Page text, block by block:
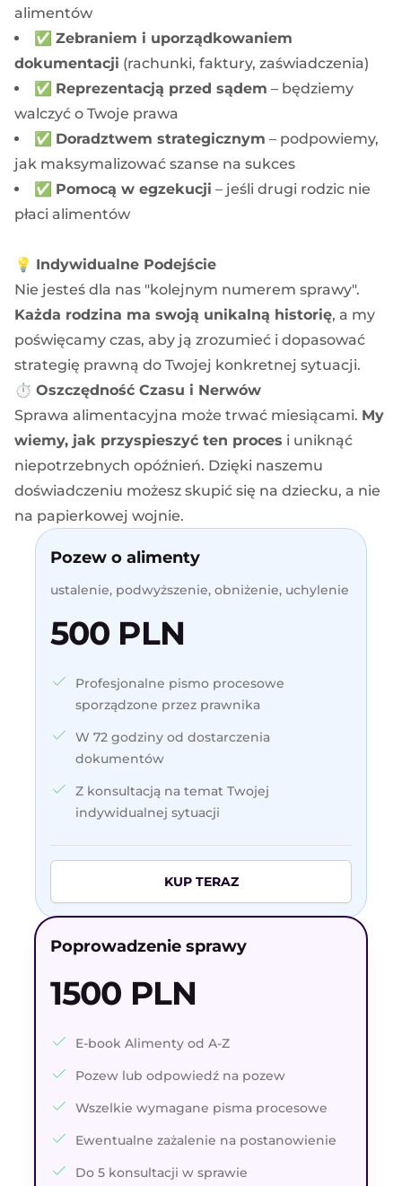
alimentów
✅ Zebraniem i uporządkowaniem
dokumentacji (rachunki, faktury, zaświadczenia)
✅ Reprezentacją przed sądem – będziemy
walczyć o Twoje prawa
✅ Doradztwem strategicznym – podpowiemy,
jak maksymalizować szanse na sukces
✅ Pomocą w egzekucji – jeśli drugi rodzic nie
płaci alimentów
💡 Indywidualne Podejście
Nie jesteś dla nas "kolejnym numerem sprawy".
Każda rodzina ma swoją unikalną historię, a my
poświęcamy czas, aby ją zrozumieć i dopasować
strategię prawną do Twojej konkretnej sytuacji.
⏱️ Oszczędność Czasu i Nerwów
Sprawa alimentacyjna może trwać miesiącami. My
wiemy, jak przyspieszyć ten proces i uniknąć
niepotrzebnych opóźnień. Dzięki naszemu
doświadczeniu możesz skupić się na dziecku, a nie
na papierkowej wojnie.
Pozew o alimenty
ustalenie, podwyższenie, obniżenie, uchylenie
500 PLN
Profesjonalne pismo procesowe
sporządzone przez prawnika
W 72 godziny od dostarczenia
dokumentów
Z konsultacją na temat Twojej
indywidualnej sytuacji
KUP TERAZ
Poprowadzenie sprawy
1500 PLN
E-book Alimenty od A-Z
Pozew lub odpowiedź na pozew
Wszelkie wymagane pisma procesowe
Ewentualne zażalenie na postanowienie
Do 5 konsultacji w sprawie